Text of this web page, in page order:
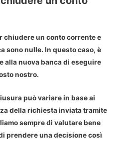
chiudere un conto corrente e
sono nulle. In questo caso, è
alla nuova banca di eseguire
nostro.
può variare in base ai
della richiesta inviata tramite
sempre di valutare bene
prendere una decisione così